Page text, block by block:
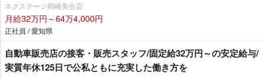
ネクステージ岡崎美合店
月給32万円～64万4,000円
正社員 / 愛知県
自動車販売店の接客・販売スタッフ/固定給32万円～の安定給与/
実質年休125日で公私ともに充実した働き方を